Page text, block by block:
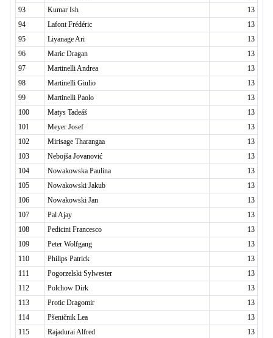
93
Kumar Ish
13
94
Lafont Frédéric
13
95
Liyanage Ari
13
96
Maric Dragan
13
97
Martinelli Andrea
13
98
Martinelli Giulio
13
99
Martinelli Paolo
13
100
Matys Tadeáš
13
101
Meyer Josef
13
102
Mirisage Tharangaa
13
103
Nebojša Jovanović
13
104
Nowakowska Paulina
13
105
Nowakowski Jakub
13
106
Nowakowski Jan
13
107
Pal Ajay
13
108
Pedicini Francesco
13
109
Peter Wolfgang
13
110
Philips Patrick
13
111
Pogorzelski Sylwester
13
112
Polchow Dirk
13
113
Protic Dragomir
13
114
Pšeničnik Lea
13
115
Rajadurai Alfred
13